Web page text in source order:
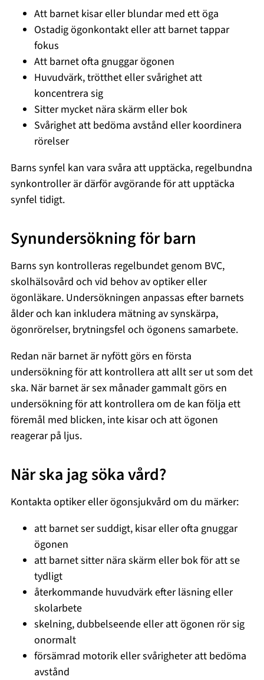
Att barnet kisar eller blundar med ett öga
Ostadig ögonkontakt eller att barnet tappar
fokus
Att barnet ofta gnuggar ögonen
Huvudvärk, trötthet eller svårighet att
koncentrera sig
Sitter mycket nära skärm eller bok
Svårighet att bedöma avstånd eller koordinera
rörelser
Barns synfel kan vara svåra att upptäcka, regelbundna
synkontroller är därför avgörande för att upptäcka
synfel tidigt.
Synundersökning för barn
Barns syn kontrolleras regelbundet genom BVC,
skolhälsovård och vid behov av optiker eller
ögonläkare. Undersökningen anpassas efter barnets
ålder och kan inkludera mätning av synskärpa,
ögonrörelser, brytningsfel och ögonens samarbete.
Redan när barnet är nyfött görs en första
undersökning för att kontrollera att allt ser ut som det
ska. När barnet är sex månader gammalt görs en
undersökning för att kontrollera om de kan följa ett
föremål med blicken, inte kisar och att ögonen
reagerar på ljus.
När ska jag söka vård?
Kontakta optiker eller ögonsjukvård om du märker:
att barnet ser suddigt, kisar eller ofta gnuggar
ögonen
att barnet sitter nära skärm eller bok för att se
tydligt
återkommande huvudvärk efter läsning eller
skolarbete
skelning, dubbelseende eller att ögonen rör sig
onormalt
försämrad motorik eller svårigheter att bedöma
avstånd